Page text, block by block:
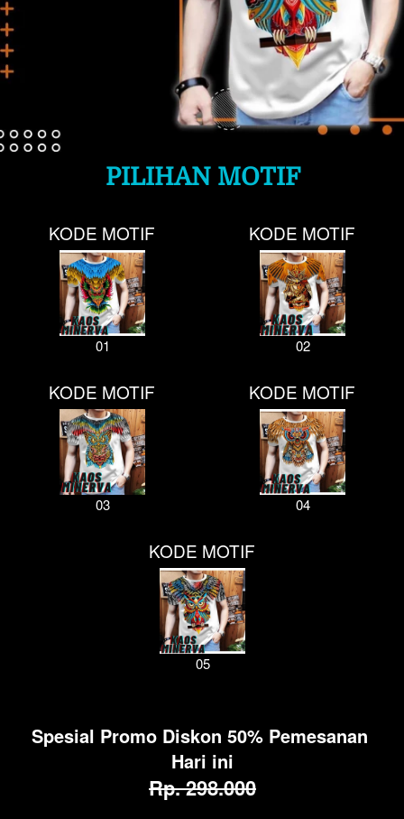
PILIHAN MOTIF
KODE MOTIF
01
KODE MOTIF
02
KODE MOTIF
03
KODE MOTIF
04
KODE MOTIF
05
Spesial Promo Diskon 50% Pemesanan
Hari ini
Rp. 298.000